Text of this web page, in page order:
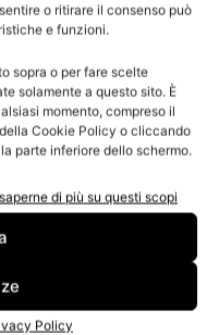
o ritirare il consenso può
e funzioni.
sopra o per fare scelte
solamente a questo sito. È
momento, compreso il
Cookie Policy o cliccando
parte inferiore dello schermo.
di più su questi scopi
Policy
regole e standard
stessa» afferma
in cartiera producono
alle grandi quantità
rifiuti urbani.
secondo Marchi
impianti regionali. Se
del riciclo sarà